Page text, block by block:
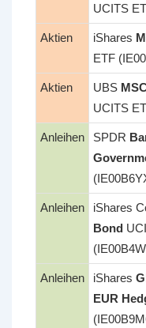
UCITS
Aktien iShares
ETF
Aktien UBS
UCITS
Anleihen SPDR
Anleihen iShares
Bond
Anleihen iShares
EUR